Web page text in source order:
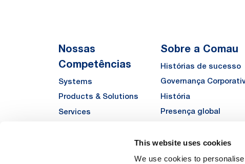
This website uses cookies
We use cookies to
Nossas
Competências
Systems
Products & Solutions
Services
Sobre a Comau
Histórias de sucesso
Governança
História
Presença global
Sustentabilidade
Fornecedores